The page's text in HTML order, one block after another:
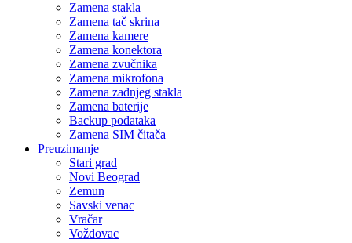
Zamena stakla
Zamena tač skrina
Zamena kamere
Zamena konektora
Zamena zvučnika
Zamena mikrofona
Zamena zadnjeg stakla
Zamena baterije
Backup podataka
Zamena SIM čitača
Preuzimanje
Stari grad
Novi Beograd
Zemun
Savski venac
Vračar
Voždovac